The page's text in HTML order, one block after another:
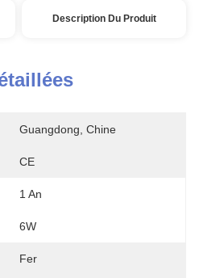
Description Du Produit
Guangdong, Chine
CE
1 An
6W
Fer